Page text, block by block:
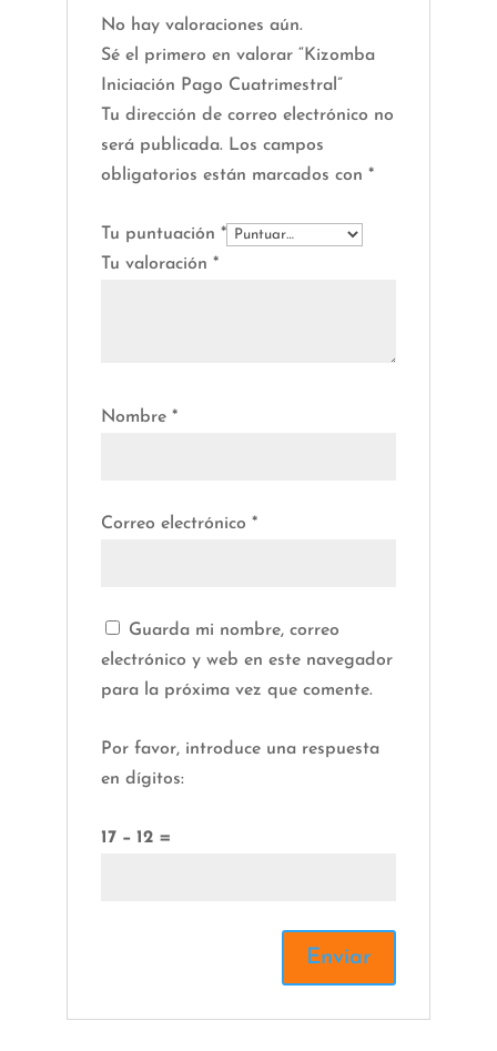
No hay valoraciones aún.
Sé el primero en valorar “Kizomba
Iniciación Pago Cuatrimestral”
Tu dirección de correo electrónico no
será publicada. Los campos
obligatorios están marcados con *
Tu puntuación *
Tu valoración *
Nombre *
Correo electrónico *
Guarda mi nombre, correo
electrónico y web en este navegador
para la próxima vez que comente.
Por favor, introduce una respuesta
en dígitos:
17 − 12 =